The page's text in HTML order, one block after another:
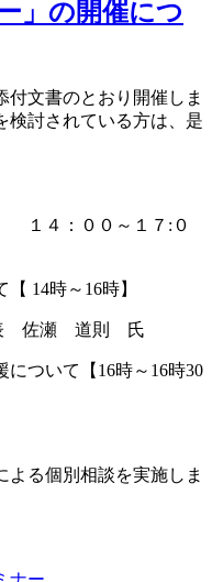
」の開催につ
文書のとおり開催しま
検討されている方は、是
１４：００～１７:０
14時～16時】
佐瀬 道則 氏
ついて【16時～16時30
る個別相談を実施しま